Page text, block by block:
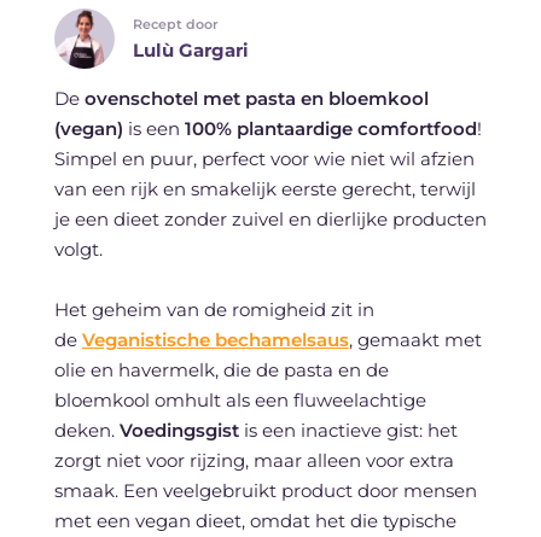
Recept door
Lulù Gargari
De ovenschotel met pasta en bloemkool
(vegan) is een 100% plantaardige comfortfood!
Simpel en puur, perfect voor wie niet wil afzien
van een rijk en smakelijk eerste gerecht, terwijl
je een dieet zonder zuivel en dierlijke producten
volgt.
Het geheim van de romigheid zit in
de Veganistische bechamelsaus, gemaakt met
olie en havermelk, die de pasta en de
bloemkool omhult als een fluweelachtige
deken. Voedingsgistis een inactieve gist: het
zorgt niet voor rijzing, maar alleen voor extra
smaak. Een veelgebruikt product door mensen
met een vegan dieet, omdat het die typische